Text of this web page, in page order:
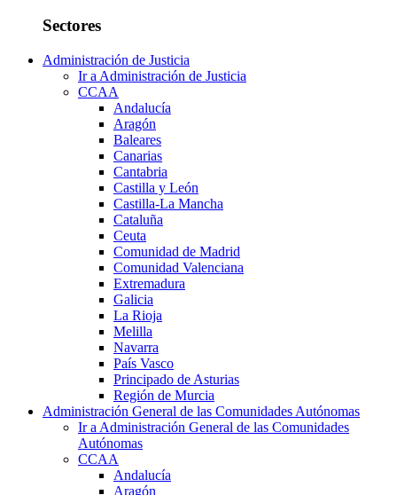
Sectores
Administración de Justicia
Ir a Administración de Justicia
CCAA
Andalucía
Aragón
Baleares
Canarias
Cantabria
Castilla y León
Castilla-La Mancha
Cataluña
Ceuta
Comunidad de Madrid
Comunidad Valenciana
Extremadura
Galicia
La Rioja
Melilla
Navarra
País Vasco
Principado de Asturias
Región de Murcia
Administración General de las Comunidades Autónomas
Ir a Administración General de las Comunidades
Autónomas
CCAA
Andalucía
Aragón